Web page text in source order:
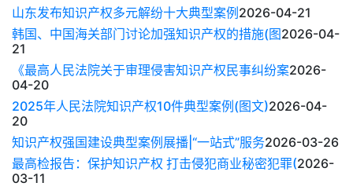
山东发布知识产权多元解纷十大典型案例2026-04-21
韩国、中国海关部门讨论加强知识产权的措施(图2026-04-
21
《最高人民法院关于审理侵害知识产权民事纠纷案2026-
04-20
2025年人民法院知识产权10件典型案例(图文)2026-04-
20
知识产权强国建设典型案例展播|“一站式”服务2026-03-26
最高检报告：保护知识产权 打击侵犯商业秘密犯罪(2026-
03-11